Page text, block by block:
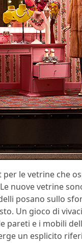
le vetrine che
nuove vetrine
posano sullo
Un gioco di
pareti e i mobili
un esplicito